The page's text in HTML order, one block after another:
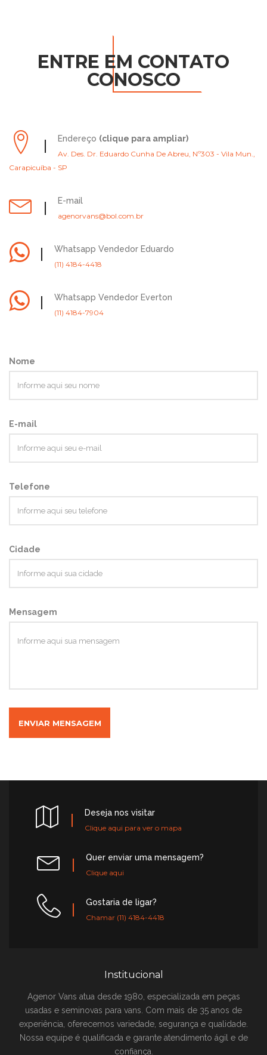
ENTRE EM CONTATO
CONOSCO
Endereço (clique para ampliar)
Av. Des. Dr. Eduardo Cunha De Abreu, Nº303 - Vila Mun.,
Carapicuíba - SP
E-mail
agenorvans@bol.com.br
Whatsapp Vendedor Eduardo
(11) 4184-4418
Whatsapp Vendedor Everton
(11) 4184-7904
Nome
E-mail
Telefone
Cidade
Mensagem
ENVIAR MENSAGEM
Deseja nos visitar
Clique aqui para ver o mapa
Quer enviar uma mensagem?
Clique aqui
Gostaria de ligar?
Chamar (11) 4184-4418
Institucional
Agenor Vans atua desde 1980, especializada em peças
usadas e seminovas para vans. Com mais de 35 anos de
experiência, oferecemos variedade, segurança e qualidade.
Nossa equipe é qualificada e garante atendimento ágil e de
confiança.